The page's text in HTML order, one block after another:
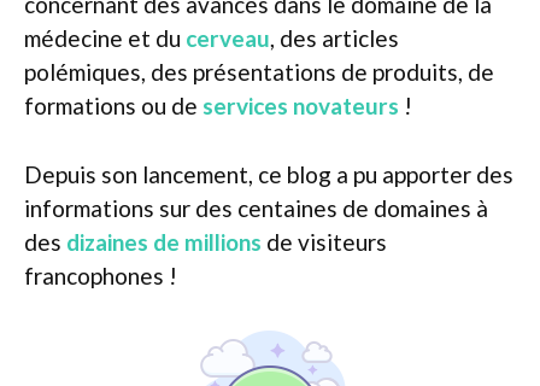
médecine et du cerveau, des articles
polémiques, des présentations de produits, de
formations ou de services novateurs !
Depuis son lancement, ce blog a pu apporter des
informations sur des centaines de domaines à
des dizaines de millions de visiteurs
francophones !